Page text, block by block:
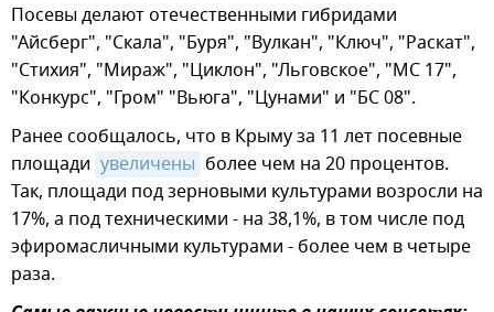
Посевы делают отечественными гибридами
"Айсберг", "Скала", "Буря", "Вулкан", "Ключ", "Раскат",
"Стихия", "Мираж", "Циклон", "Льговское", "МС 17",
"Конкурс", "Гром" "Вьюга", "Цунами" и "БС 08".
Ранее сообщалось, что в Крыму за 11 лет посевные
площади увеличены более чем на 20 процентов.
Так, площади под зерновыми культурами возросли на
17%, а под техническими - на 38,1%, в том числе под
эфиромасличными культурами - более чем в четыре
раза.